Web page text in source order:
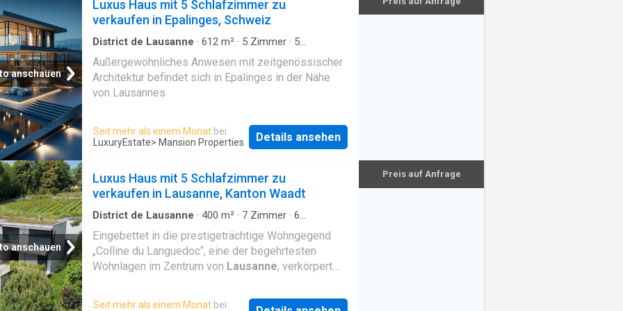
anschauen
Luxus Haus mit 5 Schlafzimmer zu
verkaufen in Epalinges, Schweiz
District de Lausanne · 612 m² · 5 Zimmer · 5
Außergewöhnliches Anwesen mit zeitgenössischer
Architektur befindet sich in Epalinges in der Nähe
von Lausannes
Seit mehr als einem Monat bei
LuxuryEstate> Mansion Properties Details ansehen
anschauen
Luxus Haus mit 5 Schlafzimmer zu
verkaufen in Lausanne, Kanton Waadt
District de Lausanne · 400 m² · 7 Zimmer · 6
Eingebettet in die prestigeträchtige Wohngegend
„Colline du Languedoc“, eine der begehrtesten
Wohnlagen im Zentrum von Lausanne, verkörpert
harmonische Verbindung von eleganter Architektur,
Seit mehr als einem Monat bei
Preis auf Anfrage